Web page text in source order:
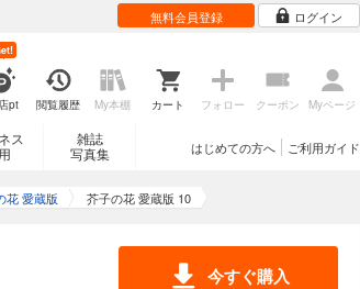
無料会員登録 ログイン
pt 閲覧履歴 My本棚 カート フォロー クーポン Myページ
ス
雑誌
写真集
ご利用ガイド
はじめての方へ
花 愛蔵版 芥子の花 愛蔵版 10
今すぐ購入